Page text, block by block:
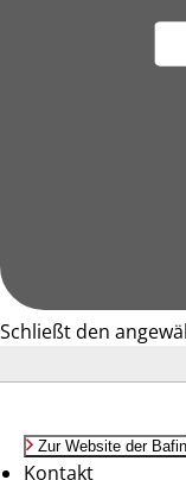
Schließt den
Zur Website der Bafin
Kontakt